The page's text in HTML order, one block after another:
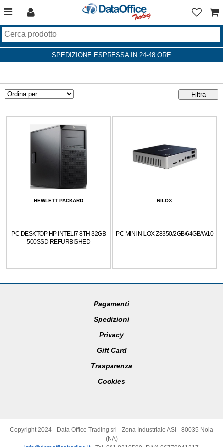
SPEDIZIONE ESPRESSA IN 24-48 ORE
HEWLETT PACKARD
PC DESKTOP HP INTELI7 8TH 32GB
500SSD REFURBISHED
NILOX
PC MINI NILOX Z8350/2GB/64GB/W10
Pagamenti
Spedizioni
Privacy
Gift Card
Trasparenza
Cookies
Copyright 2024 - Data Office Trading srl - Zona Industriale ASI - 80035 Nola
(NA)